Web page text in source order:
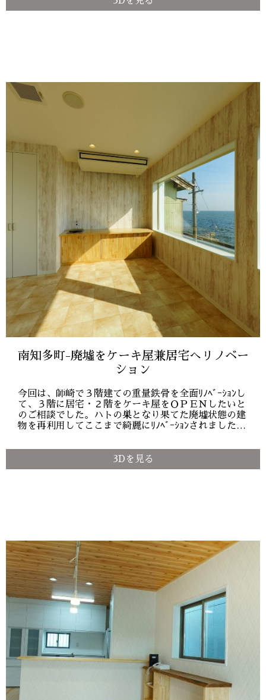
南知多町-廃墟をケーキ屋兼居宅へリノベー
ション
今回は、師崎で３階建ての重量鉄骨を全面ﾘﾉﾍﾞｰｼｮﾝし
て、３階に居宅・２階をケーキ屋をＯＰＥＮしたいと
のご相談でした。ハトの巣となり果てた廃墟状態の建
物を再利用してここまで綺麗にﾘﾉﾍﾞｰｼｮﾝされました…
3Dを見る